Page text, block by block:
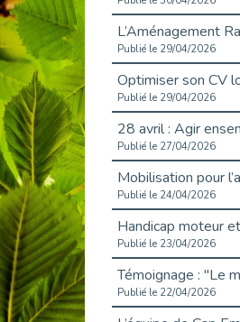
Publié le 29/04/2026
Publié le 29/04/2026
Publié le 27/04/2026
Publié le 24/04/2026
Publié le 23/04/2026
Publié le 22/04/2026